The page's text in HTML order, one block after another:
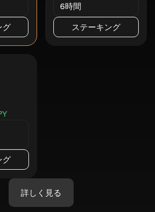
グ
6時間
ステーキング
グ
詳しく見る